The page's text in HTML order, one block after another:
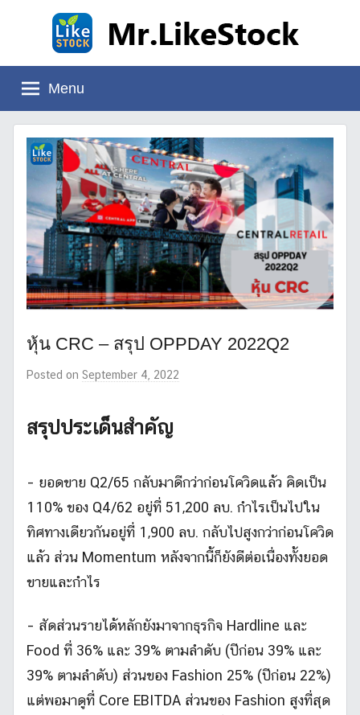
Mr.LikeStock
งบ
Menu
หุ้น CRC – สรุป OPPDAY 2022Q2
Posted on September 4, 2022
k
e
s
_
2
สรุปประเด็นสำคัญ
– ยอดขาย Q2/65 กลับมาดีกว่าก่อนโควิดแล้ว คิดเป็น
110% ของ Q4/62 อยู่ที่ 51,200 ลบ. กำไรเป็นไปใน
ทิศทางเดียวกันอยู่ที่ 1,900 ลบ. กลับไปสูงกว่าก่อนโควิด
แล้ว ส่วน Momentum หลังจากนี้ก็ยังดีต่อเนื่องทั้งยอด
ขายและกำไร
– สัดส่วนรายได้หลักยังมาจากธุรกิจ Hardline และ
Food ที่ 36% และ 39% ตามลำดับ (ปีก่อน 39% และ
39% ตามลำดับ) ส่วนของ Fashion 25% (ปีก่อน 22%)
แต่พอมาดูที่ Core EBITDA ส่วนของ Fashion สูงที่สุด